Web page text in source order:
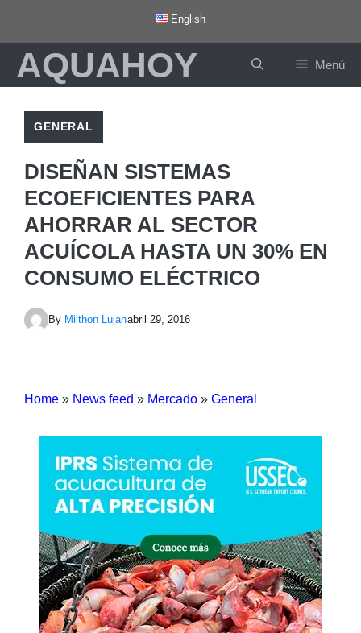
contenido
English
AQUAHOY Menú
GENERAL
DISEÑAN SISTEMAS
ECOEFICIENTES PARA
AHORRAR AL SECTOR
ACUÍCOLA HASTA UN 30% EN
CONSUMO ELÉCTRICO
By Milthon Lujanabril 29, 2016
Home » News feed » Mercado » General